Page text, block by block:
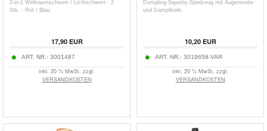
2-in-1 Weltraumschwert / Lichtschwert - 2
Stk. - Rot / Blau
17,90EUR
ART. NR.: 3001487
inkl. 20 % MwSt. zzgl.
VERSANDKOSTEN
Dumpling-Squishy-Spielzeug mit Augenmotiv
und Dampfkorb
10,20EUR
ART. NR.: 3019658-VAR
inkl. 20 % MwSt. zzgl.
VERSANDKOSTEN